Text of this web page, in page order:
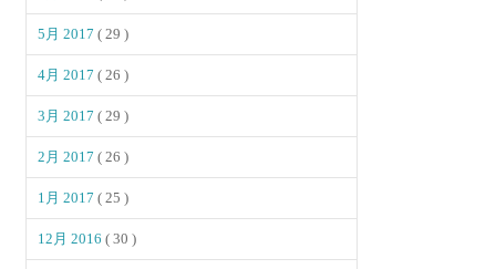
5月 2017( 29 )
4月 2017( 26 )
3月 2017( 29 )
2月 2017( 26 )
1月 2017( 25 )
12月 2016( 30 )